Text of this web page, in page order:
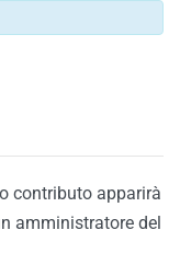
contributo apparirà
amministratore del